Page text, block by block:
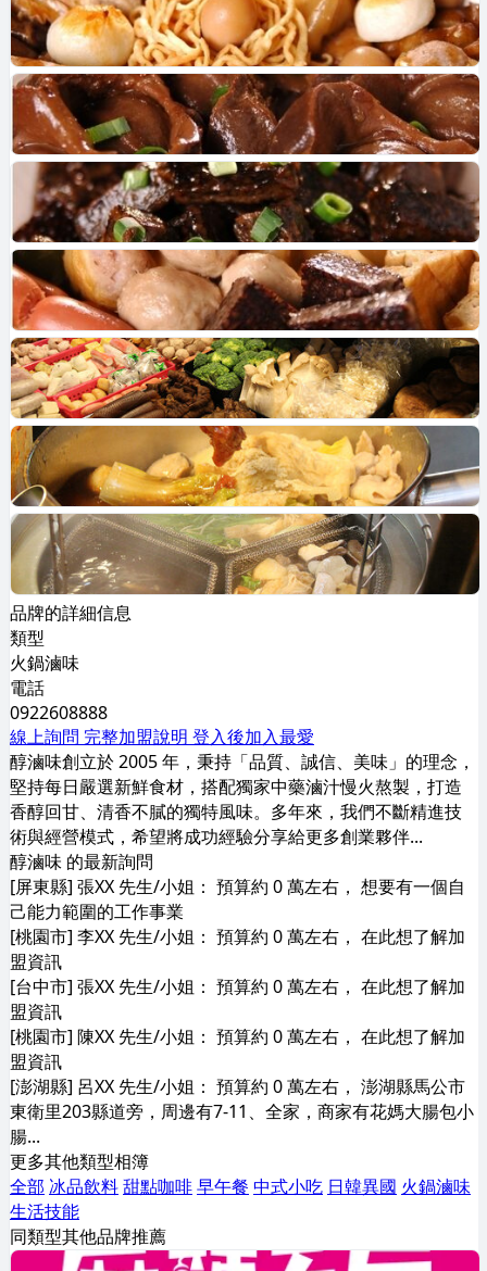
品牌的詳細信息
類型
火鍋滷味
電話
0922608888
線上詢問 完整加盟說明 登入後加入最愛
醇滷味創立於 2005 年，秉持「品質、誠信、美味」的理念，
堅持每日嚴選新鮮食材，搭配獨家中藥滷汁慢火熬製，打造
香醇回甘、清香不膩的獨特風味。多年來，我們不斷精進技
術與經營模式，希望將成功經驗分享給更多創業夥伴...
醇滷味 的最新詢問
[屏東縣] 張XX 先生/小姐： 預算約 0 萬左右， 想要有一個自
己能力範圍的工作事業
[桃園市] 李XX 先生/小姐： 預算約 0 萬左右， 在此想了解加
盟資訊
[台中市] 張XX 先生/小姐： 預算約 0 萬左右， 在此想了解加
盟資訊
[桃園市] 陳XX 先生/小姐： 預算約 0 萬左右， 在此想了解加
盟資訊
[澎湖縣] 呂XX 先生/小姐： 預算約 0 萬左右， 澎湖縣馬公市
東衛里203縣道旁，周邊有7-11、全家，商家有花媽大腸包小
腸...
更多其他類型相簿
全部 冰品飲料甜點咖啡早午餐 中式小吃 日韓異國 火鍋滷味
生活技能
同類型其他品牌推薦